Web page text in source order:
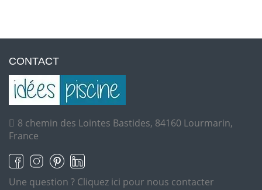
CONTACT
8 chemin des Lointes Bastides, 84160 Lourmarin,
France
Une question ? Cliquez ici pour nous contacter